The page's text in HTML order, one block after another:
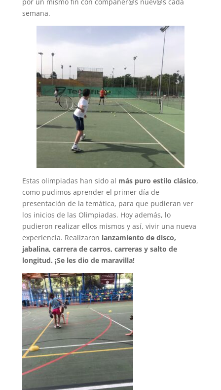
semana.
Estas olimpiadas han sido al más puro estilo clásico,
como pudimos aprender el primer día de
presentación de la temática, para que pudieran ver
los inicios de las Olimpiadas. Hoy además, lo
pudieron realizar ellos mismos y así, vivir una nueva
experiencia. Realizaron lanzamiento de disco,
jabalina, carrera de carros, carreras y salto de
longitud. ¡Se les dio de maravilla!